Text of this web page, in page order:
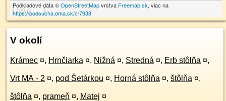
100 m
Podkladové dáta ©OpenStreetMapvrstva Freemap.sk, viac na
https://podsucha.oma.sk/c/7938
V okolí
Krámec ¤, Hrnčiarka ¤, Nižná ¤, Stredná ¤, Erb stôlňa ¤,
Vrt MA - 2 ¤, pod Šetárkou ¤, Horná stôlňa ¤, štôlňa ¤,
štôlňa ¤, prameň ¤, Matej ¤